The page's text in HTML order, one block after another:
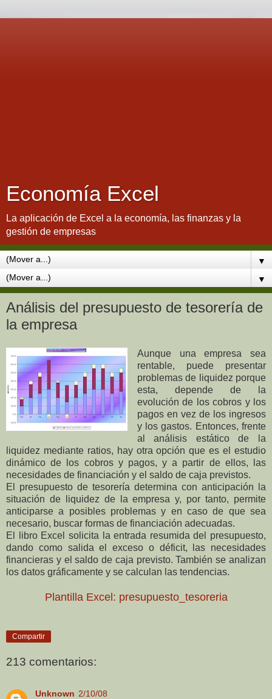
Economía Excel
La aplicación de Excel a la economía, las finanzas y la
gestión de empresas
▼
▼
Análisis del presupuesto de tesorería de
la empresa
Aunque una empresa sea
rentable, puede presentar
problemas de liquidez porque
esta, depende de la
evolución de los cobros y los
pagos en vez de los ingresos
y los gastos. Entonces, frente
al análisis estático de la
liquidez mediante ratios, hay otra opción que es el estudio
dinámico de los cobros y pagos, y a partir de ellos, las
necesidades de financiación y el saldo de caja previstos.
El presupuesto de tesorería determina con anticipación la
situación de liquidez de la empresa y, por tanto, permite
anticiparse a posibles problemas y en caso de que sea
necesario, buscar formas de financiación adecuadas.
El libro Excel solicita la entrada resumida del presupuesto,
dando como salida el exceso o déficit, las necesidades
financieras y el saldo de caja previsto. También se analizan
los datos gráficamente y se calculan las tendencias.
Plantilla Excel: presupuesto_tesoreria
Compartir
213 comentarios:
Unknown 2/10/08